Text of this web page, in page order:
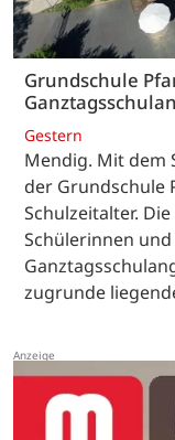
Grundschule
Gestern
Mendig. Mit dem
der Grundschule
Schulzeitalter.
Schülerinnen und
zugrunde